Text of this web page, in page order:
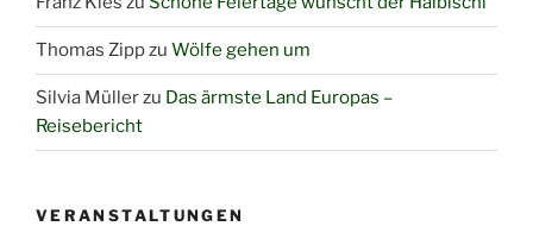
Thomas Zippzu Wölfe gehen um
Silvia Müllerzu Das ärmste Land Europas –
Reisebericht
VERANSTALTUNGEN